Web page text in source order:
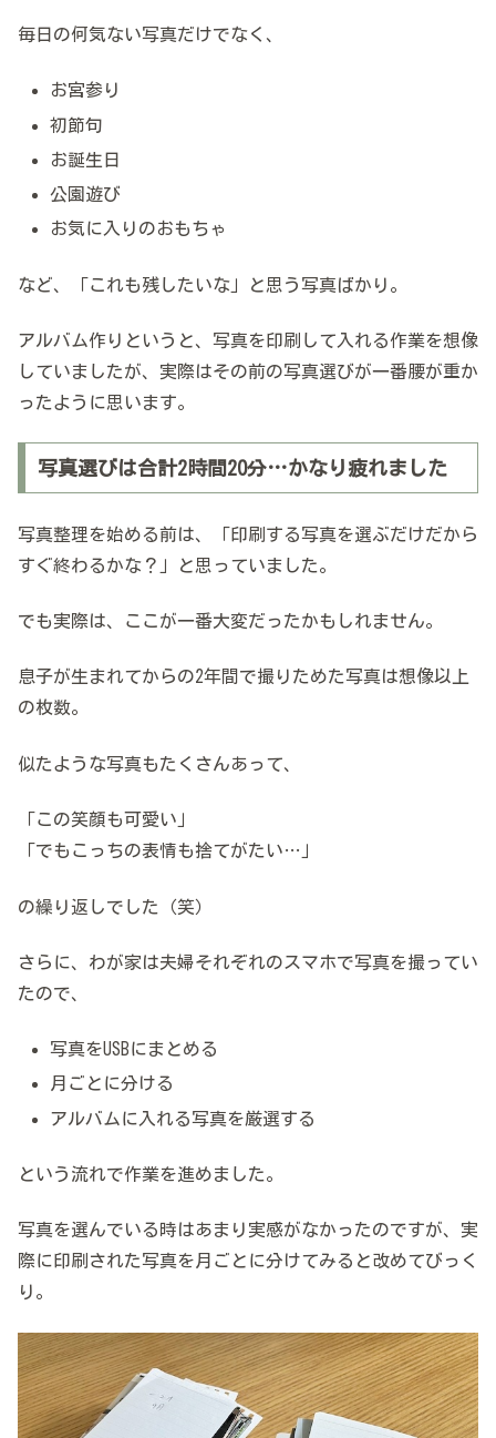
毎日の何気ない写真だけでなく、
お宮参り
初節句
お誕生日
公園遊び
お気に入りのおもちゃ
など、「これも残したいな」と思う写真ばかり。
アルバム作りというと、写真を印刷して入れる作業を想像
していましたが、実際はその前の写真選びが一番腰が重か
ったように思います。
写真選びは合計2時間20分…かなり疲れました
写真整理を始める前は、「印刷する写真を選ぶだけだから
すぐ終わるかな？」と思っていました。
でも実際は、ここが一番大変だったかもしれません。
息子が生まれてからの2年間で撮りためた写真は想像以上
の枚数。
似たような写真もたくさんあって、
「この笑顔も可愛い」
「でもこっちの表情も捨てがたい…」
の繰り返しでした（笑）
さらに、わが家は夫婦それぞれのスマホで写真を撮ってい
たので、
写真をUSBにまとめる
月ごとに分ける
アルバムに入れる写真を厳選する
という流れで作業を進めました。
写真を選んでいる時はあまり実感がなかったのですが、実
際に印刷された写真を月ごとに分けてみると改めてびっく
り。